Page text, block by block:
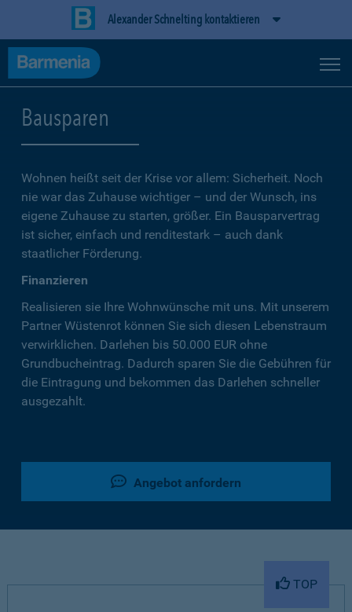
Alexander Schnelting kontaktieren
Bausparen
Wohnen heißt seit der Krise vor allem: Sicherheit. Noch
nie war das Zuhause wichtiger – und der Wunsch, ins
eigene Zuhause zu starten, größer. Ein Bausparvertrag
ist sicher, einfach und renditestark – auch dank
staatlicher Förderung.
Finanzieren
Realisieren sie Ihre Wohnwünsche mit uns. Mit unserem
Partner Wüstenrot können Sie sich diesen Lebenstraum
verwirklichen. Darlehen bis 50.000 EUR ohne
Grundbucheintrag. Dadurch sparen Sie die Gebühren für
die Eintragung und bekommen das Darlehen schneller
ausgezahlt.
Angebot anfordern
TOP